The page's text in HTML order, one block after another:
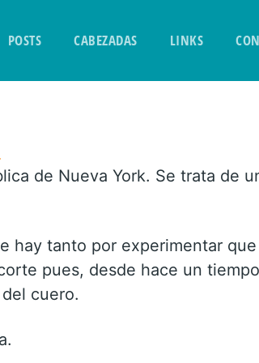
POSTS CABEZADAS LINKS
de Nueva York. Se trata de
hay tanto por experimentar
pues, desde hace un
cuero.